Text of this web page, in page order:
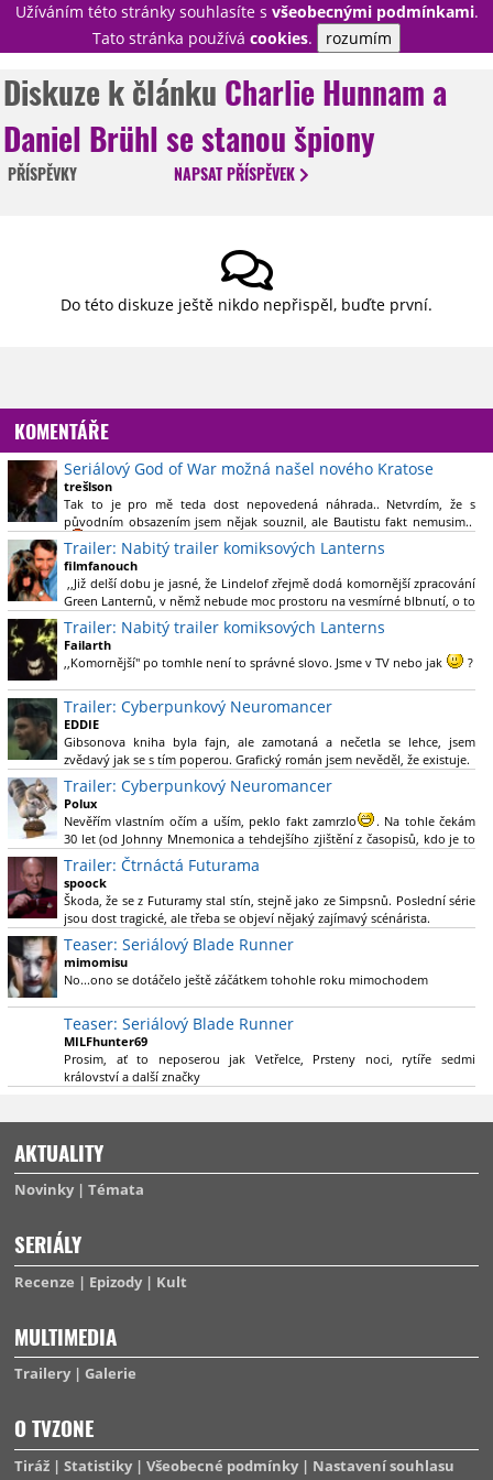
Užíváním této stránky souhlasíte s všeobecnými podmínkami.
Tato stránka používá cookies. rozumím
PŘIHLÁSIT
NOVINKY
TÉMATA
Diskuze k článku Charlie Hunnam a
Daniel Brühl se stanou špiony
PŘÍSPĚVKY NAPSATPŘÍSPĚVEK
Do této diskuze ještě nikdo nepřispěl, buďte první.
KOMENTÁŘE
Seriálový God of War možná našel nového Kratose
trešlson
Tak to je pro mě teda dost nepovedená náhrada.. Netvrdím, že s
původním obsazením jsem nějak souznil, ale Bautistu fakt nemusim..
Trailer: Nabitý trailer komiksových Lanterns
filmfanouch
,,Již delší dobu je jasné, že Lindelof zřejmě dodá komornější zpracování
Green Lanternů, v němž nebude moc prostoru na vesmírné blbnutí, o to
více se ovšem bude moci nová adaptace odprostit třeba od filmového
Green Lanterna s Ryanem Reynoldsem.´´ Co je na tom
nesrozumitelného?
Trailer: Nabitý trailer komiksových Lanterns
Failarth
,,Komornější" po tomhle není to správné slovo. Jsme v TV nebo jak
?
Nebál bych se říct, že to vypadá skvěle jak po stránce kvantity materiálu,
tak i formou.
Výběr Ulricha Tomsena pro mě velké překvapení a velmi zajímavá volba
bravo.
Chandler je lepší a lepší s každou novou scénou.
Komiksy to mají ted´těžké, paradoxně tomu škodí to všechno kolem
(DC nebo MCU to je buřt) , ale nezasloužilo by si to zářez jen kvůli tomu.
Držím tomu palce.
Trailer: Cyberpunkový Neuromancer
EDDIE
Gibsonova kniha byla fajn, ale zamotaná a nečetla se lehce, jsem
zvědavý jak se s tím poperou. Grafický román jsem nevěděl, že existuje.
Trailer: Cyberpunkový Neuromancer
Polux
Nevěřím vlastním očím a uším, peklo fakt zamrzlo
. Na tohle čekám
30 let (od Johnny Mnemonica a tehdejšího zjištění z časopisů, kdo je to
Gibson a co je jeho debutová kniha zač), přičemž 25 let (od Matrixu,
který pojem cyberpunk dostal do povědomí i obyčejného diváka a
nikoliv fanouška žánru) marně doufám, že si po řadě "duchovních
nástupců", kteří přišli poté (Ghost In The Shell, Alita: Battle Angel,
Altered Carbon, Blade Runner 2049, Cyberpunk 2077, atd.), někdo
konečně vzpomene i na bibli cyberpunku, se kterou to všechno začalo.
Teď už nezbývá nic jiného než se tiše modlit a doufat, že to bude stát za
to
. Plus kudos za sázku na seriál a nikoliv film, snad tvůrci tu
Trailer: Čtrnáctá Futurama
spoock
Škoda, že se z Futuramy stal stín, stejně jako ze Simpsnů. Poslední série
jsou dost tragické, ale třeba se objeví nějaký zajímavý scénárista.
Nedávno začala vycházet nová řada Ricka a Mortyho a já z úžasem zjistil,
že se na to dá opět koukat.
Teaser: Seriálový Blade Runner
mimomisu
No...ono se dotáčelo ještě záčátkem tohohle roku mimochodem
Teaser: Seriálový Blade Runner
MILFhunter69
Prosim, ať to neposerou jak Vetřelce, Prsteny noci, rytíře sedmi
království a další značky
AKTUALITY
Novinky Témata
SERIÁLY
Recenze Epizody Kult
MULTIMEDIA
Trailery Galerie
O TVZONE
Tiráž Statistiky Všeobecné podmínky Nastavení souhlasu